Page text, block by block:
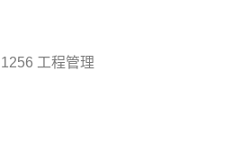
1256 工程管理